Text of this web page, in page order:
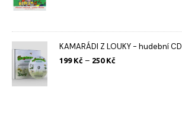
KAMARÁDI Z LOUKY - hudební CD
199 Kč – 250 Kč